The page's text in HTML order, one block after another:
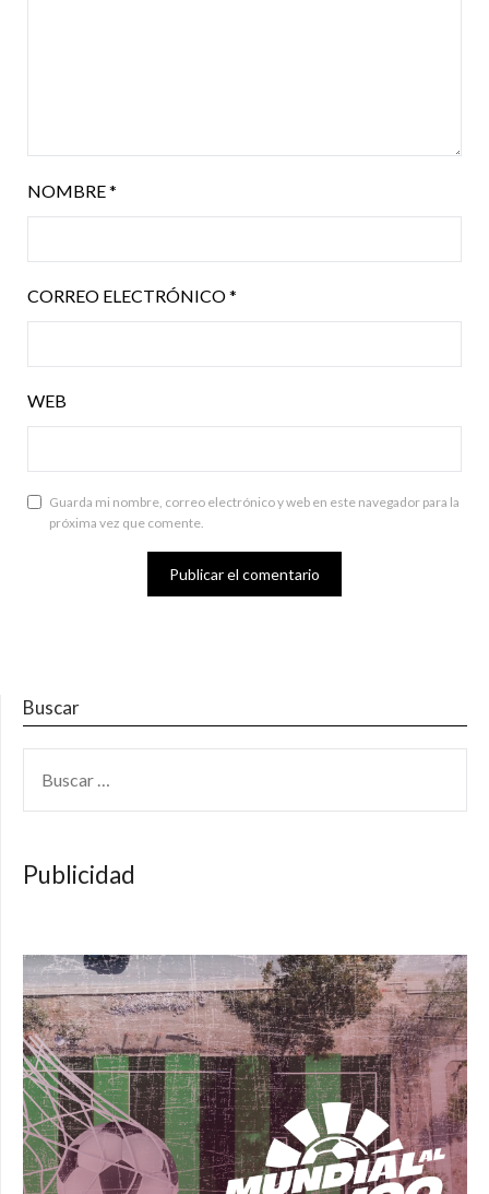
NOMBRE*
CORREO ELECTRÓNICO*
WEB
Guarda mi nombre, correo electrónico y web en este navegador para la
próxima vez que comente.
Buscar
Publicidad